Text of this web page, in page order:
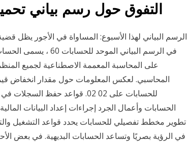
الرسم البياني لهذا الأسبوع: المساواة في الأجور يظل
في الرسم البياني
على المحاسبة المعممة الاصطناعية لجميع
المحاسبي. لعكس المعلومات حول مقدار انخفاض
للحسابات على 02 02. قواعد
الحسابات وأعمال الجرد إجراءات إعداد البيانات
تطوير مخطط تفصيلي للحسابات يحدد قواعد التشغيل
في الرؤية بصريًا وتساعد الحسابات البديهية. في بعض